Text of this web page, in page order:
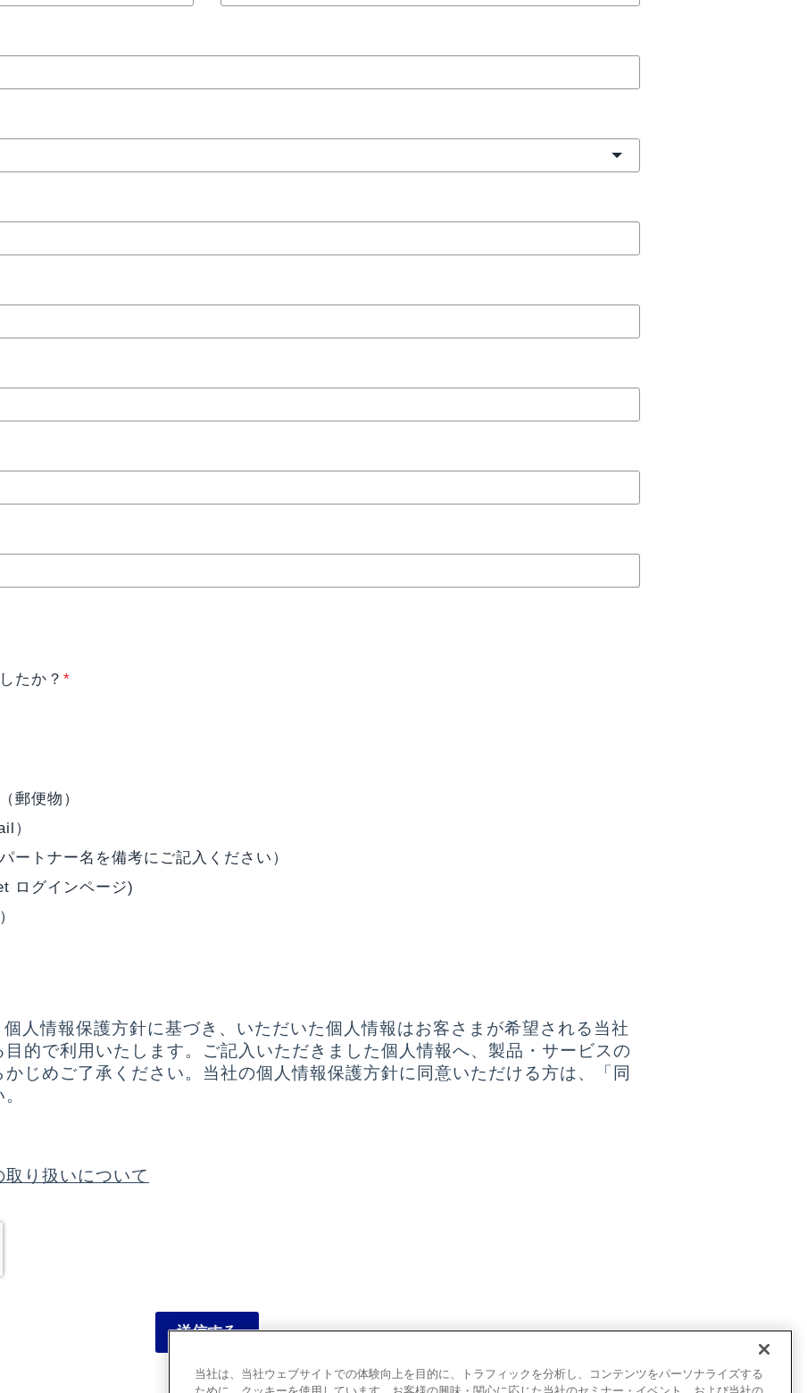
たか？ *
郵便物）
）
ートナー名を備考にご記入ください）
ログインページ)
人情報保護方針に基づき、いただいた個人情報はお客さまが希望される当社
的で利用いたします。ご記入いただきました個人情報へ、製品・サービスの
じめご了承ください。当社の個人情報保護方針に同意いただける方は、「同
り扱いについて
送信する
当社は、当社ウェブサイトでの体験向上を目的に、トラフィックを分析し、コンテンツをパーソナライズする